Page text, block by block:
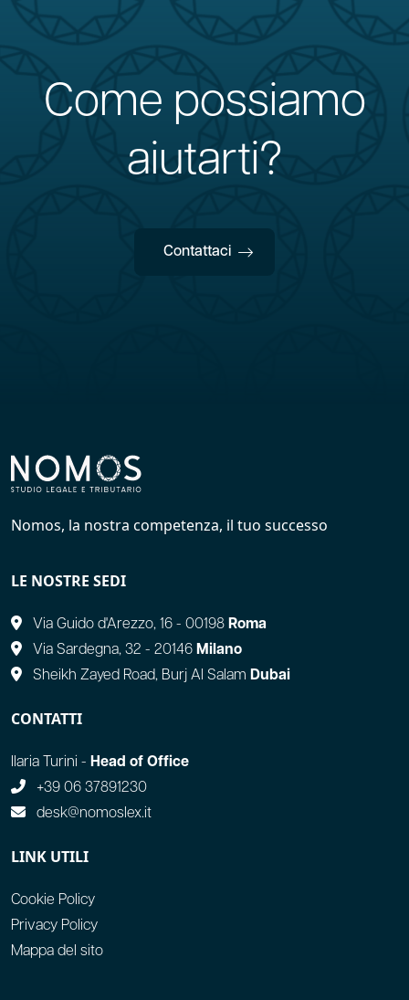
Come possiamo
aiutarti?
Contattaci
Nomos, la nostra competenza, il tuo successo
LE NOSTRE SEDI
Via Guido d'Arezzo, 16 - 00198 Roma
Via Sardegna, 32 - 20146 Milano
Sheikh Zayed Road, Burj Al Salam Dubai
CONTATTI
Ilaria Turini - Head of Office
+39 06 37891230
desk@nomoslex.it
LINK UTILI
Cookie Policy
Privacy Policy
Mappa del sito